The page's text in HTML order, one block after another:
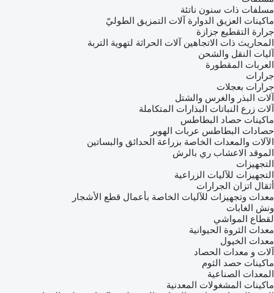
مسلفات ذات سنون ناتئة
ماكينات العزيق الدوارة آلات التمزيق الطوليّ
جرارة التقطيع جزازة
المحاريث ذات الاتجاهين آلات الحراثة لتهوية التربة
آليات النقل والشحن
العربات المقطورة
جرارات
جرارات بعجلات
آلات البذر والغرس والشتل
آلات زرع النباتات البذارات المتكاملة
ماكينات حصاد البطاطس
حصادات البطاطس عربات الهوبر
الآلات والمعدات الخاصة بزراعة الحدائق والبساتين
الموقد الاعشاب ري بالرش
التجهيزات
التجهيزات للآليات الزراعية
أثقال اتزان الجرارات
معدات وتجهيزات للآليات الخاصة بأعمال قطع الأشجار
ونش الغابات
لقطاع المواشي
معدات الثروة الحيوانية
معدات الخيول
آلات و معدات الحصاد
ماكينات حصد الثوم
المعدات الصناعية
ماكينات المشغولات المعدنية